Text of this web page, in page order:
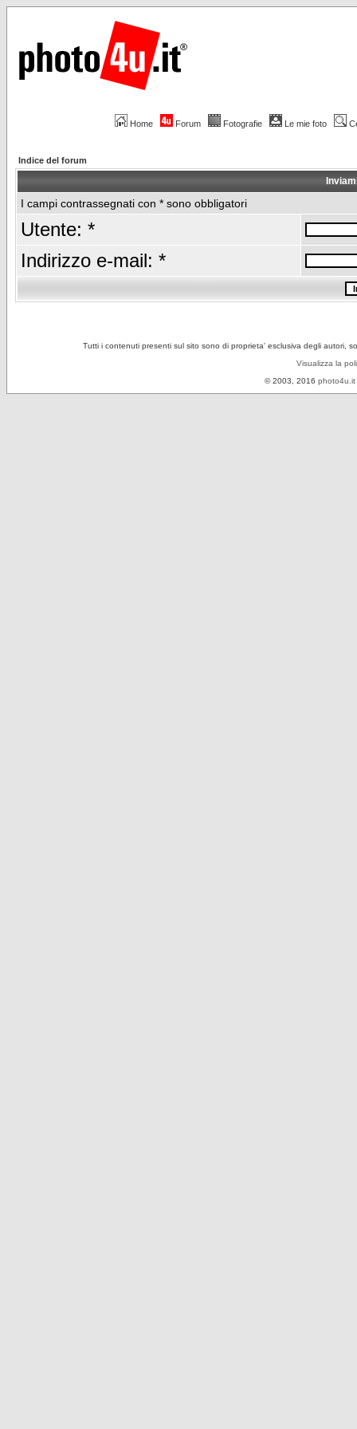
Home Forum Fotografie Le mie foto
Indice del forum
I campi contrassegnati con * sono obbligatori
Utente: *
Indirizzo e-mail: *
Tutti i contenuti presenti sul sito sono di proprieta' esclusiva degli autori,
Visualizza la
© 2003, 2016 photo4u.it